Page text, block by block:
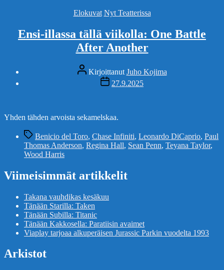
Kategoriat
Elokuvat Nyt Teatterissa
Ensi-illassa tällä viikolla: One Battle
After Another
Kirjoittaja
Kirjoittanut Juho Kojima
Julkaisupäivämäärä
27.9.2025
Yhden tähden arvoista sekamelskaa.
Avainsanat
Benicio del Toro, Chase Infiniti, Leonardo DiCaprio, Paul
Thomas Anderson, Regina Hall, Sean Penn, Teyana Taylor,
Wood Harris
Viimeisimmät artikkelit
Takana vauhdikas kesäkuu
Tänään Starilla: Taken
Tänään Subilla: Titanic
Tänään Kakkosella: Paratiisin avaimet
Viaplay tarjoaa alkuperäisen Jurassic Parkin vuodelta 1993
Arkistot